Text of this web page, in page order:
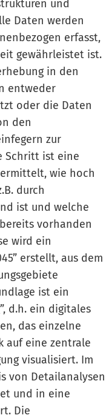
und
Daten werden
erfasst,
gewährleistet ist.
in den
entweder
oder die Daten
den
zur
Schritt ist eine
wie hoch
durch
ist und welche
vorhanden
wird ein
erstellt, aus dem
ist ein
d.h. ein digitales
das einzelne
auf eine zentrale
visualisiert. Im
von Detailanalysen
und in eine
Die